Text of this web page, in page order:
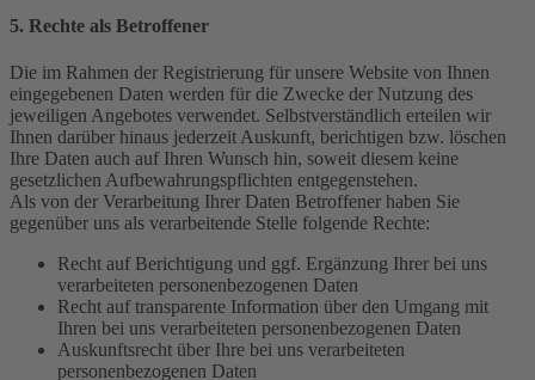
5. Rechte als Betroffener
Die im Rahmen der Registrierung für unsere Website von Ihnen
eingegebenen Daten werden für die Zwecke der Nutzung des
jeweiligen Angebotes verwendet. Selbstverständlich erteilen wir
Ihnen darüber hinaus jederzeit Auskunft, berichtigen bzw. löschen
Ihre Daten auch auf Ihren Wunsch hin, soweit diesem keine
gesetzlichen Aufbewahrungspflichten entgegenstehen.
Als von der Verarbeitung Ihrer Daten Betroffener haben Sie
gegenüber uns als verarbeitende Stelle folgende Rechte:
Recht auf Berichtigung und ggf. Ergänzung Ihrer bei uns
verarbeiteten personenbezogenen Daten
Recht auf transparente Information über den Umgang mit
Ihren bei uns verarbeiteten personenbezogenen Daten
Auskunftsrecht über Ihre bei uns verarbeiteten
personenbezogenen Daten